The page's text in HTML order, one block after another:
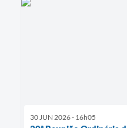
30 JUN 2026 - 16h05